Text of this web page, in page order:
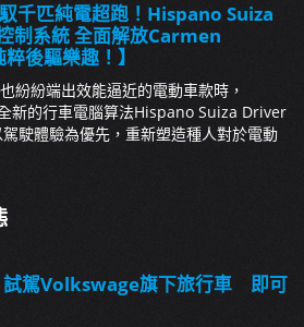
馭千匹純電超跑！Hispano Suiza
制系統 全面解放Carmen
後驅樂趣！】
紛紛端出效能逼近的電動車款時，
新的行車電腦算法Hispano Suiza Driver
駛體驗為優先，重新塑造種人對於電動
駕Volkswage旗下旅行車 即可